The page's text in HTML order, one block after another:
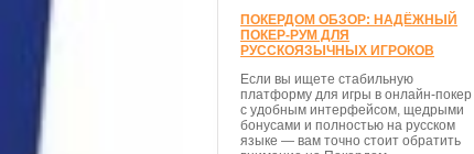
ПОКЕРДОМ ОБЗОР: НАДЁЖНЫЙ
ПОКЕР-РУМ ДЛЯ
РУССКОЯЗЫЧНЫХ ИГРОКОВ
Если вы ищете стабильную
платформу для игры в онлайн-покер
с удобным интерфейсом, щедрыми
бонусами и полностью на русском
языке — вам точно стоит обратить